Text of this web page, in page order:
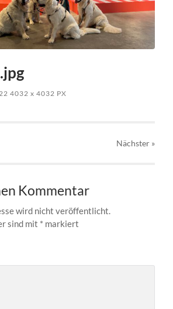
4032x 4032 PX
Nächster »
Kommentar
wird nicht veröffentlicht.
sind mit * markiert